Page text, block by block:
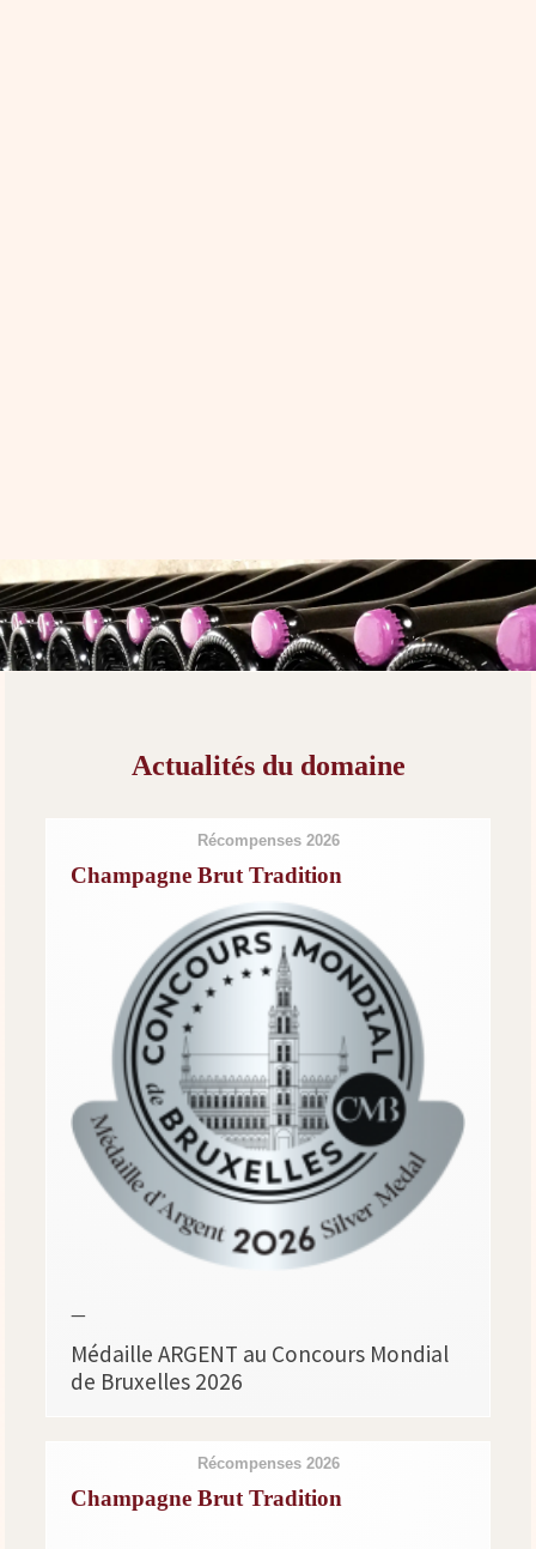
Actualités du domaine
Récompenses 2026
Champagne Brut Tradition
—
Médaille ARGENT au Concours Mondial
de Bruxelles 2026
Récompenses 2026
Champagne Brut Tradition